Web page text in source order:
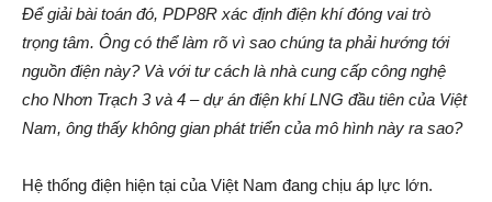
Để giải bài toán đó, PDP8R xác định điện khí đóng vai trò
trọng tâm. Ông có thể làm rõ vì sao chúng ta phải hướng tới
nguồn điện này? Và với tư cách là nhà cung cấp công nghệ
cho Nhơn Trạch 3 và 4 – dự án điện khí LNG đầu tiên của Việt
Nam, ông thấy không gian phát triển của mô hình này ra sao?
Hệ thống điện hiện tại của Việt Nam đang chịu áp lực lớn.